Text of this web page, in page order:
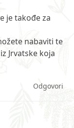
je takođe za
nabaviti te
Jrvatske koja
Odgovori